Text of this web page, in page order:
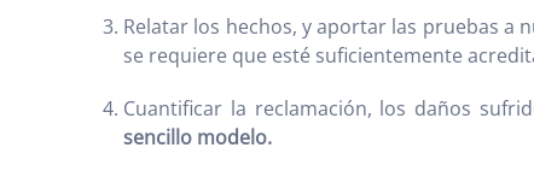
Relatar los hechos, y aportar las pruebas a
se requiere que esté suficientemente
Cuantificar la reclamación, los daños
sencillo modelo.